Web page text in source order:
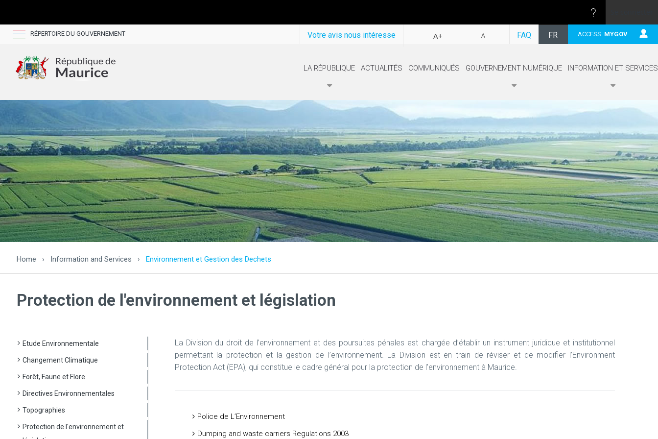
SUIVRE
RÉPERTOIRE DU GOUVERNEMENT ACCESS MYGOV
FR
FAQ
A+ A-
Votre avis nous intéresse
LA RÉPUBLIQUE ACTUALITÉS COMMUNIQUÉS GOUVERNEMENT NUMÉRIQUE INFORMATION ET SERVICES
Home › Information and Services › Environnement et Gestion des Dechets
Protection de l'environnement et législation
Etude Environnementale
Changement Climatique
Forêt, Faune et Flore
Directives Environnementales
Topographies
Protection de l'environnement et
La Division du droit de l’environnement et des poursuites pénales est chargée d’établir un instrument juridique et institutionnel
permettant la protection et la gestion de l’environnement. La Division est en train de réviser et de modifier l’Environment
Protection Act (EPA), qui constitue le cadre général pour la protection de l’environnement à Maurice.
Police de L’Environnement
Dumping and waste carriers Regulations 2003